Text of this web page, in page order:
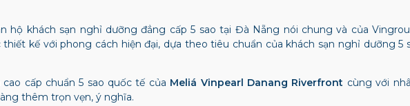
khách sạn nghỉ dưỡng đẳng cấp 5 sao tại Đà Nẵng nói chung và của
thiết kế với phong cách hiện đại, dựa theo tiêu chuẩn của khách sạn nghỉ dưỡng 5
cấp chuẩn 5 sao quốc tế của Meliá Vinpearl Danang Riverfront cùng với
thêm trọn vẹn, ý nghĩa.